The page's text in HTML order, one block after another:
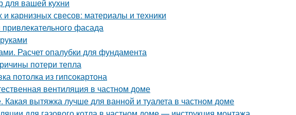
для вашей кухни
свесов: материалы и техники
фасада
Расчет опалубки для фундамента
потери тепла
потолка из гипсокартона
вентиляция в частном доме
вытяжка лучше для ванной и туалета в частном доме